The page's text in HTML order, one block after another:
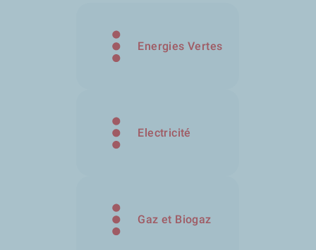
Energies Vertes
Electricité
Gaz et Biogaz